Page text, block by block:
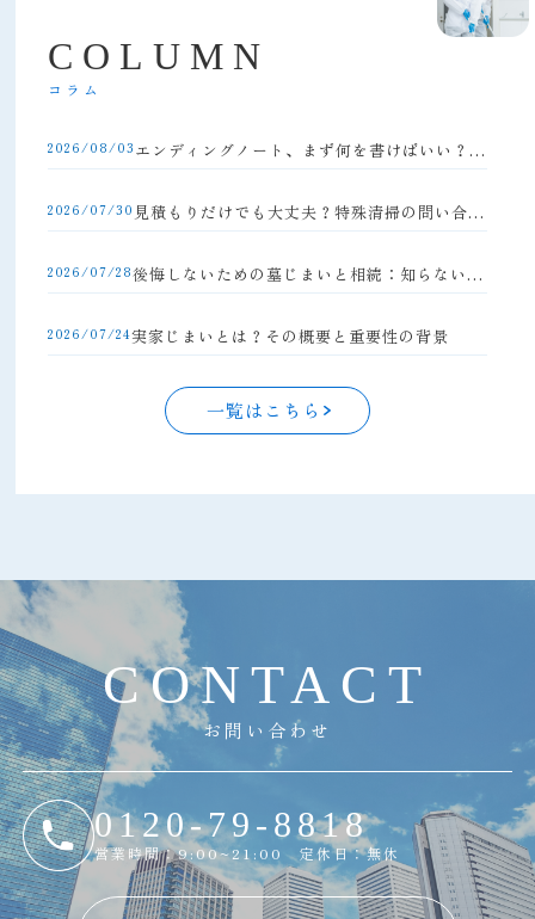
C O L U M N
コラム
2026/08/03 エンディングノート、まず何を書けばいい？初心者向け完全ガイド
2026/07/30 見積もりだけでも大丈夫？特殊清掃の問い合わせの流れと注意点
2026/07/28 後悔しないための墓じまいと相続：知らないと損する手続きの落とし穴
2026/07/24実家じまいとは？その概要と重要性の背景
一覧はこちら
CONTA C T
お問い合わせ
0120-79-8818
営業時間：9:00~21:00 定休日：無休